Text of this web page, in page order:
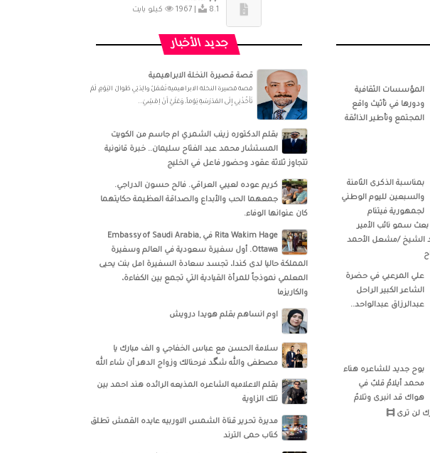
1967 |
8.1 كيلو بايت
المؤسسات الثقافية
ودورها في تأثيث واقع
المجتمع وتأطير الذائقة
بمناسبة الذكرى الثامنة
والسبعين لليوم الوطني
لجمهورية فيتنام
بعث سمو نائب الأمير
الشيخ /مشعل الأحمد
علي المرعبي في حضرة
الشاعر الكبير الراحل
عبدالرزاق عبدالواحد..
بوح جديد للشاعره هناء
محمد أيلامُ قلبٌ في
هواك قد انبرى وتلامٌ
لن ترى
جديد الأخبار
قصة قصيرة النخلة الابراهيمية
قصة قصيرة النخلة الابراهيمية تَعْمَلُ والِدَتِي طَوالَ اليَوْمِ، لَمْ
تَأْخُذْنِي إِلَى المَدْرَسَةِ يَوْماً، وَعَلَيَّ أَنْ اِمْشِيَ..
بقلم الدكتوره زينب الشمري ام جاسم من الكويت
المستشار محمد عبد الفتاح سليمان.. خبرة قانونية
تتجاوز ثلاثة عقود وحضور فاعل في الخليج
كريم عوده لعيبي العراقي. فالح حسون الدراجي.
جمعهما الحب والأبداع والصداقة العظيمة حكايتهما
كان عنوانها الوفاء.
‏‎Rita Wakim Hage‎‏ في ‏‎Embassy of Saudi Arabia,
Ottawa‎‏. أول سفيرة سعودية في العالم وسفيرة
المملكة حاليا لدى كندا، تجسد سعادة السفيرة امل بنت يحيى
المعلمي نموذجاً للمرأة القيادية التي تجمع بين الكفاءة،
والكاريزما
اوم انساهم بقلم هويدا درويش
سلامة الحسن‏ مع ‏عباس الخفاجي‏ و‏ الف مبارك يا
مصطفى والله شگد فرحنالك وزواج الدهر أن شاء الله
بقلم الاعلاميه الشاعره المذيعه الرائده هند احمد بين
تلك الزاوية
مديرة تحرير قناة الشمس الاوربيه عايده القمش تطلق
كتاب حمى الترند